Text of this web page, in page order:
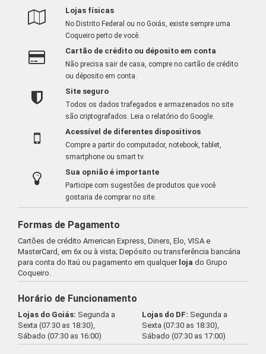
Lojas físicas
No Distrito Federal ou no Goiás, existe sempre uma
Coqueiro perto de você.
Cartão de crédito ou déposito em conta
Não precisa sair de casa, compre no cartão de crédito
ou déposito em conta.
Site seguro
Todos os dados trafegados e armazenados no site
são criptografados. Leia o relatório do Google.
Acessível de diferentes dispositivos
Compre a partir do computador, notebook, tablet,
smartphone ou smart tv.
Sua opnião é importante
Participe com sugestões de produtos que você
gostaria de comprar no site.
Formas de Pagamento
Cartões de crédito American Express, Diners, Elo, VISA e
MasterCard, em 6x ou à vista; Depósito ou transferência bancária
para conta do Itaú ou pagamento em qualquer loja do Grupo
Coqueiro.
Horário de Funcionamento
Lojas do Goiás: Segunda a
Sexta (07:30 as 18:30),
Sábado (07:30 as 16:00)
Lojas do DF: Segunda a
Sexta (07:30 as 18:30),
Sábado (07:30 as 17:00)